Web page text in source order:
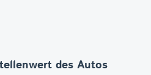
des Autos